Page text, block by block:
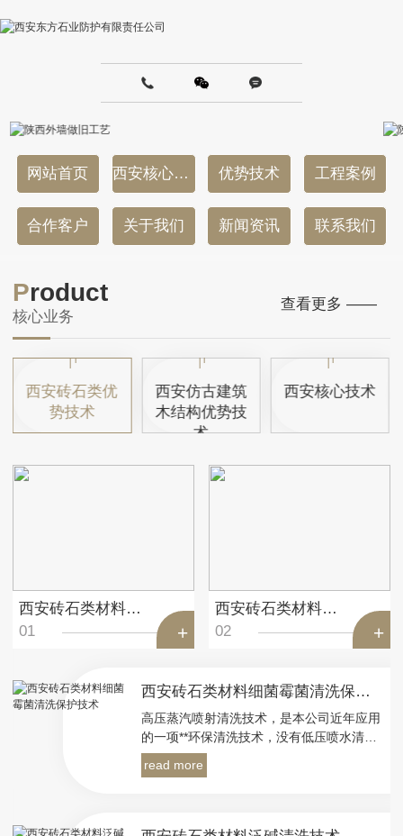
网站首页 西安核心业务 优势技术 工程案例
合作客户 关于我们 新闻资讯 联系我们
Product
核心业务
查看更多 ——
西安砖石类优
势技术
西安仿古建筑
木结构优势技
术
西安核心技术
西安砖石类材料防水保护技术
01
西安砖石类材料细菌霉菌清洗保护技术
02
西安砖石类材料细菌霉菌清洗保护技术
高压蒸汽喷射清洗技术，是本公司近年应用
的一项**环保清洗技术，没有低压喷水清洗
的水浸泡引起粘接部位泥灰膨胀、可溶盐迁
移和微生物繁殖等问题，也没有高压喷水清
快污垢分子的运动速度，瞬时杀死细菌霉
read more